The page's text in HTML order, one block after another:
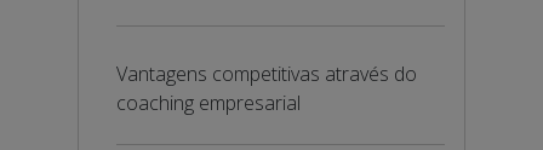
Vantagens competitivas através do
coaching empresarial